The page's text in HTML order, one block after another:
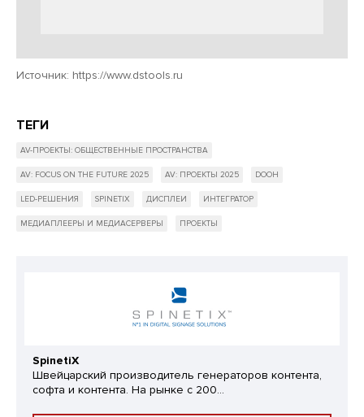
Источник: https://www.dstools.ru
ТЕГИ
AV-ПРОЕКТЫ: ОБЩЕСТВЕННЫЕ ПРОСТРАНСТВА
AV: FOCUS ON THE FUTURE 2025 AV: ПРОЕКТЫ 2025 DOOH
LED-РЕШЕНИЯ SPINETIX ДИСПЛЕИ ИНТЕГРАТОР
МЕДИАПЛЕЕРЫ И МЕДИАСЕРВЕРЫ ПРОЕКТЫ
SpinetiX
Швейцарский производитель генераторов контента,
софта и контента. На рынке с 200...